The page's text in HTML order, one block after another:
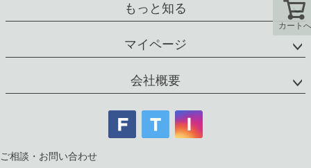
もっと知る
マイページ
会社概要
ご相談・お問い合わせ
カートへ